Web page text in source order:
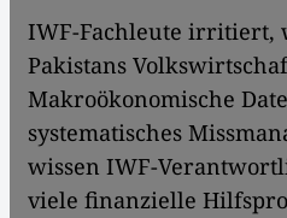
IWF-Fachleute irritiert,
Pakistans
Makroökonomische
systematisches
wissen IWF-
viele finanzielle